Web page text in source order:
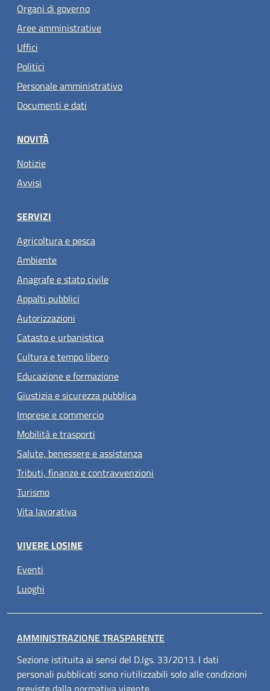
Organi di governo
Aree amministrative
Uffici
Politici
Personale amministrativo
Documenti e dati
NOVITÀ
Notizie
Avvisi
SERVIZI
Agricoltura e pesca
Ambiente
Anagrafe e stato civile
Appalti pubblici
Autorizzazioni
Catasto e urbanistica
Cultura e tempo libero
Educazione e formazione
Giustizia e sicurezza pubblica
Imprese e commercio
Mobilità e trasporti
Salute, benessere e assistenza
Tributi, finanze e contravvenzioni
Turismo
Vita lavorativa
VIVERE LOSINE
Eventi
Luoghi
AMMINISTRAZIONE TRASPARENTE
Sezione istituita ai sensi del D.lgs. 33/2013. I dati
personali pubblicati sono riutilizzabili solo alle condizioni